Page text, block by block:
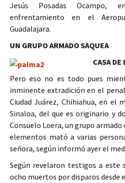
Jesús Posadas Ocampo,
enfrentamiento en el
Guadalajara.
UN GRUPO ARMADO SAQUEA
CASA DE
Pero eso no es todo pues
inminente extradición en el
Ciudad Juárez, Chihiahua, en el
Sinaloa, del que es originario y
Consuelo Loera, un grupo
elementos mató a varias
señora, según informó ayer el
Según revelaron testigos a este
ocho muertos por disparos desde